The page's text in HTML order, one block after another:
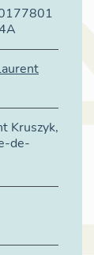
Kruszyk,
de-